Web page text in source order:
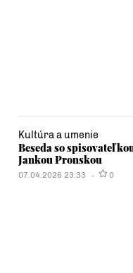
Kultúra a umenie
Beseda so
Jankou Pronskou
07.04.2026 23:33 0